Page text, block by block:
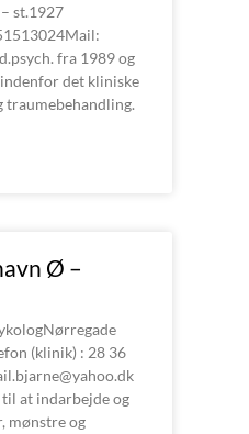
st.1927
fra 1989 og
det kliniske
traumebehandling.
Ø –
(klinik) : 28 36
at indarbejde og
mønstre og